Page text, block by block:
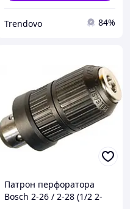
Trendovo 84%
Патрон перфоратора
Bosch 2-26 / 2-28 (1/2 2-